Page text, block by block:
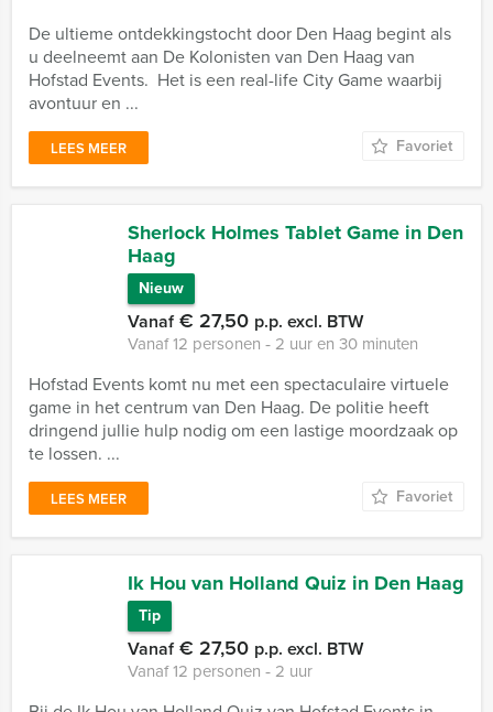
De ultieme ontdekkingstocht door Den Haag begint als
u deelneemt aan De Kolonisten van Den Haag van
Hofstad Events. Het is een real-life City Game waarbij
avontuur en ...
LEES MEER Favoriet
Sherlock Holmes Tablet Game in Den
Haag
Nieuw
Vanaf€ 27,50 p.p. excl. BTW
Vanaf 12 personen ‐ 2 uur en 30 minuten
Hofstad Events komt nu met een spectaculaire virtuele
game in het centrum van Den Haag. De politie heeft
dringend jullie hulp nodig om een lastige moordzaak op
te lossen. ...
LEES MEER Favoriet
Ik Hou van Holland Quiz in Den Haag
Tip
Vanaf€ 27,50 p.p. excl. BTW
Vanaf 12 personen ‐ 2 uur